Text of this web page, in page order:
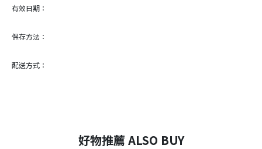
有效日期：
保存方法：
配送方式：
好物推薦 ALSO BUY